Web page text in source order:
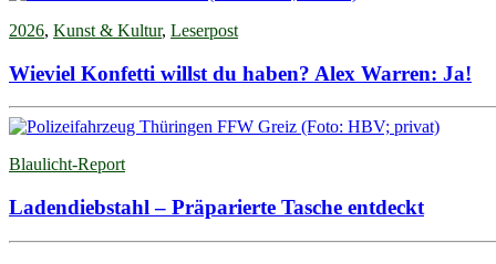
2026, Kunst & Kultur, Leserpost
Wieviel Konfetti willst du haben? Alex Warren: Ja!
Blaulicht-Report
Ladendiebstahl – Präparierte Tasche entdeckt